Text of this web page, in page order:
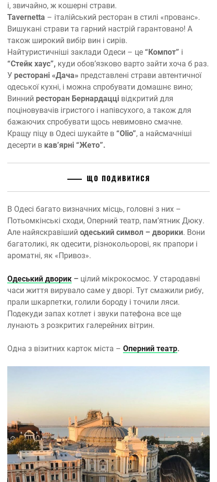
і, звичайно, ж кошерні страви.
Tavernetta – італійський ресторан в стилі «прованс».
Вишукані страви та гарний настрій гарантовано! А
також широкий вибір вин і сирів.
Найтуристичніші заклади Одеси – це “Компот” і
“Стейк хаус”, куди обов’язково варто зайти хоча б раз.
У ресторані «Дача» представлені страви автентичної
одеської кухні, і можна спробувати домашнє вино;
Винний ресторан Бернардацці відкритий для
поціновувачів ігристого і напівсухого, а також для
бажаючих спробувати щось невимовно смачне.
Кращу піцу в Одесі шукайте в “Olio”, а найсмачніші
десерти в кав’ярні “Жето”.
ЩО ПОДИВИТИСЯ
В Одесі багато визначних місць, головні з них –
Потьомкінські сходи, Оперний театр, пам’ятник Дюку.
Але найяскравіший одеський символ – дворики. Вони
багатоликі, як одесити, різнокольорові, як прапори і
ароматні, як «Привоз».
Одеський дворик – цілий мікрокосмос. У стародавні
часи життя вирувало саме у дворі. Тут смажили рибу,
прали шкарпетки, голили бороду і точили ляси.
Подекуди запах котлет і звуки патефона все ще
лунають з розкритих галерейних вітрин.
Одна з візитних карток міста – Оперний театр.